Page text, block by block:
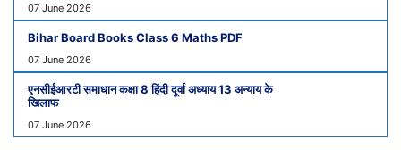
07 June 2026
Bihar Board Books Class 6 Maths PDF
07 June 2026
एनसीईआरटी समाधान कक्षा 8 हिंदी दूर्वा अध्याय 13 अन्याय के
खिलाफ
07 June 2026